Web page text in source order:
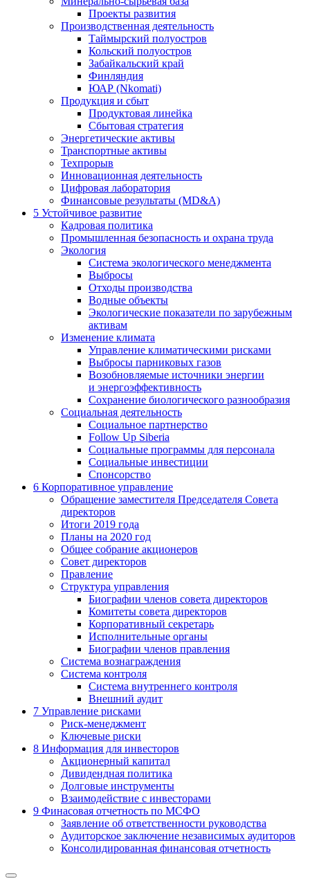
Проекты развития
Производственная деятельность
Таймырский полуостров
Кольский полуостров
Забайкальский край
Финляндия
ЮАР (Nkomati)
Продукция и сбыт
Продуктовая линейка
Сбытовая стратегия
Энергетические активы
Транспортные активы
Техпрорыв
Инновационная деятельность
Цифровая лаборатория
Финансовые результаты (MD&A)
5 Устойчивое развитие
Кадровая политика
Промышленная безопасность и охрана труда
Экология
Система экологического менеджмента
Выбросы
Отходы производства
Водные объекты
Экологические показатели по зарубежным
активам
Изменение климата
Управление климатическими рисками
Выбросы парниковых газов
Возобновляемые источники энергии
и энергоэффективность
Сохранение биологического разнообразия
Социальная деятельность
Социальное партнерство
Follow Up Siberia
Социальные программы для персонала
Социальные инвестиции
Спонсорство
6 Корпоративное управление
Обращение заместителя Председателя Совета
директоров
Итоги 2019 года
Планы на 2020 год
Общее собрание акционеров
Совет директоров
Правление
Структура управления
Биографии членов совета директоров
Комитеты совета директоров
Корпоративный секретарь
Исполнительные органы
Биографии членов правления
Система вознаграждения
Система контроля
Система внутреннего контроля
Внешний аудит
7 Управление рисками
Риск-менеджмент
Ключевые риски
8 Информация для инвесторов
Акционерный капитал
Дивидендная политика
Долговые инструменты
Взаимодействие с инвеcторами
9 Финасовая отчетность по МСФО
Заявление об ответственности руководства
Аудиторское заключение независимых аудиторов
Консолидированная финансовая отчетность